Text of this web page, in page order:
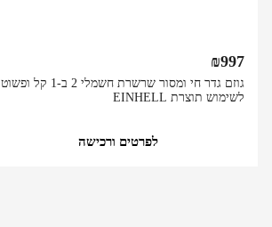
גוזם גדר חי ומסור שרשרת חשמלי 2 ב-1 קל ופשוט
לשימוש תוצרת EINHELL
₪997
לפרטים ורכישה